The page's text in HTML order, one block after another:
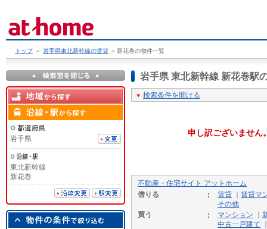
トップ ＞ 岩手県東北新幹線の賃貸 ＞ 新花巻の物件一覧
岩手県 東北新幹線 新花巻駅
検索条件を開ける
申し訳ございません
不動産・住宅サイト アットホーム
借りる
賃貸
賃貸マ
その他
買う
マンション
中古一戸建て
岩手県
東北新幹線
新花巻